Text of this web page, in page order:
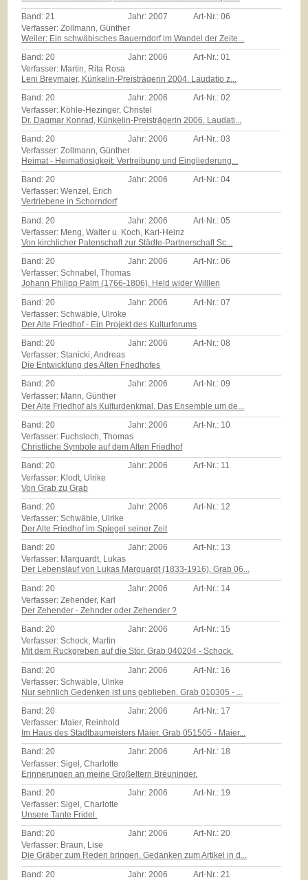
Band: 21 Jahr: 2007 Art-Nr.:06
Verfasser: Zollmann, Günther
Weiler: Ein schwäbisches Bauerndorf im Wandel der Zeite...
Band:20 Jahr:2006 Art-Nr.:01
Verfasser: Martin, Rita Rosa
Leni Breymaier, Künkelin-Preisträgerin 2004. Laudatio z...
Band:20 Jahr:2006 Art-Nr.:02
Verfasser: Köhle-Hezinger, Christel
Dr. Dagmar Konrad, Künkelin-Preisträgerin 2006. Laudati...
Band:20 Jahr:2006 Art-Nr.:03
Verfasser: Zollmann, Günther
Heimat - Heimatlosigkeit: Vertreibung und Eingliederung...
Band:20 Jahr:2006 Art-Nr.:04
Verfasser: Wenzel, Erich
Vertriebene in Schorndorf
Band: 20 Jahr: 2006 Art-Nr.:05
Verfasser: Meng, Walter u. Koch, Karl-Heinz
Von kirchlicher Patenschaft zur Städte-Partnerschaft Sc...
Band:20 Jahr:2006 Art-Nr.:06
Verfasser: Schnabel, Thomas
Johann Philipp Palm (1766-1806). Held wider Willlen
Band: 20 Jahr: 2006 Art-Nr.:07
Verfasser: Schwäble, Ulroke
Der Alte Friedhof - Ein Projekt des Kulturforums
Band:20 Jahr:2006 Art-Nr.:08
Verfasser: Stanicki, Andreas
Die Entwicklung des Alten Friedhofes
Band:20 Jahr:2006 Art-Nr.:09
Verfasser: Mann, Günther
Der Alte Friedhof als Kulturdenkmal. Das Ensemble um de...
Band:20 Jahr:2006 Art-Nr.: 10
Verfasser: Fuchsloch, Thomas
Christliche Symbole auf dem Alten Friedhof
Band:20 Jahr:2006 Art-Nr.: 11
Verfasser: Klodt, Ulrike
Von Grab zu Grab
Band: 20 Jahr: 2006 Art-Nr.: 12
Verfasser: Schwäble, Ulrike
Der Alte Friedhof im Spiegel seiner Zeit
Band:20 Jahr:2006 Art-Nr.: 13
Verfasser: Marquardt, Lukas
Der Lebenslauf von Lukas Marquardt (1833-1916). Grab 06...
Band: 20 Jahr: 2006 Art-Nr.: 14
Verfasser: Zehender, Karl
Der Zehender - Zehnder oder Zehender ?
Band:20 Jahr:2006 Art-Nr.: 15
Verfasser: Schock, Martin
Mit dem Ruckgreben auf die Stör. Grab 040204 - Schock.
Band: 20 Jahr: 2006 Art-Nr.: 16
Verfasser: Schwäble, Ulrike
Nur sehnlich Gedenken ist uns geblieben. Grab 010305 - ...
Band:20 Jahr:2006 Art-Nr.: 17
Verfasser: Maier, Reinhold
Im Haus des Stadtbaumeisters Maier. Grab 051505 - Maier...
Band:20 Jahr:2006 Art-Nr.: 18
Verfasser: Sigel, Charlotte
Erinnerungen an meine Großeltern Breuninger.
Band:20 Jahr:2006 Art-Nr.: 19
Verfasser: Sigel, Charlotte
Unsere Tante Fridel.
Band:20 Jahr:2006 Art-Nr.:20
Verfasser: Braun, Lise
Die Gräber zum Reden bringen. Gedanken zum Artikel in d...
Band: 20 Jahr: 2006 Art-Nr.: 21